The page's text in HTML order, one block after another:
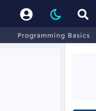
Programming Basics